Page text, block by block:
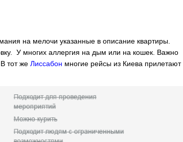
на мелочи указанные в описание квартиры.
У многих аллергия на дым или на кошек. Важно
тот же Лиссабон многие рейсы из Киева прилетают